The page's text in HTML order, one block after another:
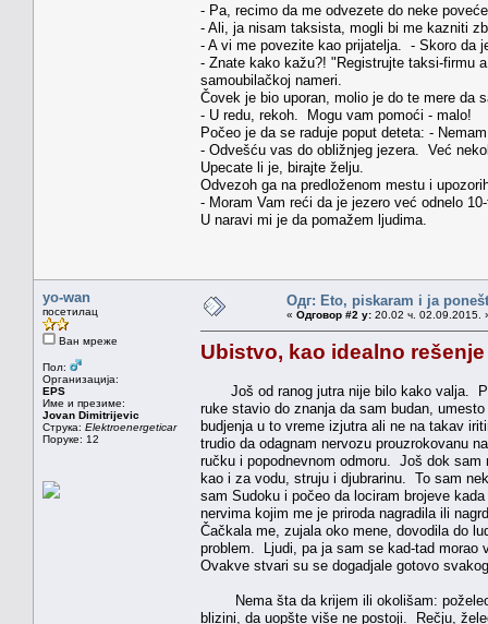
- Pa, recimo da me odvezete do neke
- Ali, ja nisam taksista, mogli bi me kazniti
- A vi me povezite kao prijatelja. - Skoro da
- Znate kako kažu?! "Registrujte taksi-firmu
samoubilačkoj nameri.
Čovek je bio uporan, molio je do te mere da
- U redu, rekoh. Mogu vam pomoći - malo!
Počeo je da se raduje poput deteta: -
- Odvešću vas do obližnjeg jezera. Već
Upecate li je, birajte želju.
Odvezoh ga na predloženom mestu i
- Moram Vam reći da je jezero već odnelo
U naravi mi je da pomažem ljudima.
yo-wan
посетилац
Ван мреже
Пол:
Организација:
EPS
Име и презиме:
Jovan Dimitrijevic
Струка: Elektroenergeticar
Поруке: 12
Одг: Eto, piskaram i ja
« Одговор #2 у: 20.02 ч. 02.09.2015.
Ubistvo, kao idealno rešenje
Još od ranog jutra nije bilo kako valja.
ruke stavio do znanja da sam budan,
budjenja u to vreme izjutra ali ne na takav
trudio da odagnam nervozu prouzrokovanu
ručku i popodnevnom odmoru. Još dok
kao i za vodu, struju i djubrarinu. To sam
sam Sudoku i počeo da lociram brojeve
nervima kojim me je priroda nagradila ili
Čačkala me, zujala oko mene, dovodila do
problem. Ljudi, pa ja sam se kad-tad morao
Ovakve stvari su se dogadjale gotovo
Nema šta da krijem ili okolišam: poželeo
blizini, da uopšte više ne postoji. Rečju,